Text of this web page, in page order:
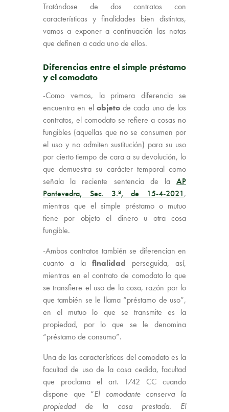
Tratándose de dos contratos con
características y finalidades bien distintas,
vamos a exponer a continuación las notas
que definen a cada uno de ellos.
Diferencias entre el simple préstamo
y el comodato
-Como vemos, la primera diferencia se
encuentra en el objetode cada uno de los
contratos, el comodato se refiere a cosas no
fungibles (aquellas que no se consumen por
el uso y no admiten sustitución) para su uso
por cierto tiempo de cara a su devolución, lo
que demuestra su carácter temporal como
señala la reciente sentencia de la AP
Pontevedra, Sec. 3.ª, de 15-4-2021,
mientras que el simple préstamo o mutuo
tiene por objeto el dinero u otra cosa
fungible.
-Ambos contratos también se diferencian en
cuanto a la finalidad perseguida, así,
mientras en el contrato de comodato lo que
se transfiere el uso de la cosa, razón por lo
que también se le llama “préstamo de uso”,
en el mutuo lo que se transmite es la
propiedad, por lo que se le denomina
“préstamo de consumo”.
Una de las características del comodato es la
facultad de uso de la cosa cedida, facultad
que proclama el art. 1742 CC cuando
dispone que “El comodante conserva la
propiedad de la cosa prestada. El